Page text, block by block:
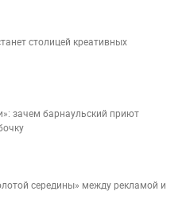
столицей креативных
зачем барнаульский приют
середины» между рекламой и